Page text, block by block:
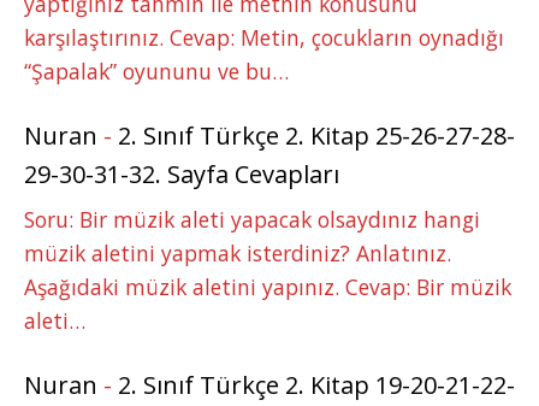
karşılaştırınız. Cevap: Metin, çocukların oynadığı
“Şapalak” oyununu ve bu…
Nuran - 2. Sınıf Türkçe 2. Kitap 25-26-27-28-
29-30-31-32. Sayfa Cevapları
Soru: Bir müzik aleti yapacak olsaydınız hangi
müzik aletini yapmak isterdiniz? Anlatınız.
Aşağıdaki müzik aletini yapınız. Cevap: Bir müzik
aleti…
Nuran - 2. Sınıf Türkçe 2. Kitap 19-20-21-22-